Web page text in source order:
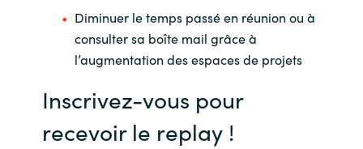
Serbia
Singapore
Inscrivez-vous pour
recevoir le replay !
Diminuer le temps passé en réunion ou à
consulter sa boîte mail grâce à
l’augmentation des espaces de projets